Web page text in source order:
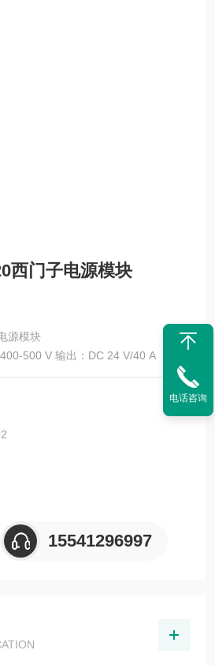
西门子电源模块
源模块
500 V 输出：DC 24 V/40 A
15541296997
电话咨询